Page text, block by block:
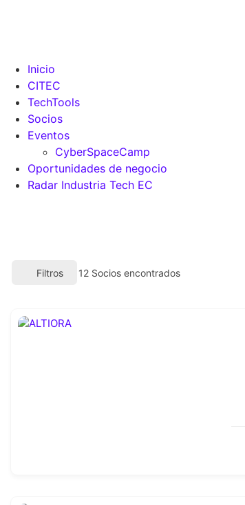
Inicio
CITEC
TechTools
Socios
Eventos
CyberSpaceCamp
Oportunidades de negocio
Radar Industria Tech EC
Filtros 12 Socios encontrados